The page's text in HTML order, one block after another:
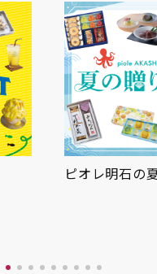
ピオレ明石の夏の贈り物